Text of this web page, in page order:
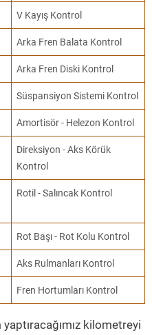
V Kayış Kontrol
Arka Fren Balata Kontrol
Arka Fren Diski Kontrol
Süspansiyon Sistemi Kontrol
Amortisör - Helezon Kontrol
Direksiyon - Aks Körük
Kontrol
Rotil - Salıncak Kontrol
Rot Başı - Rot Kolu Kontrol
Aks Rulmanları Kontrol
Fren Hortumları Kontrol
kilometreyi